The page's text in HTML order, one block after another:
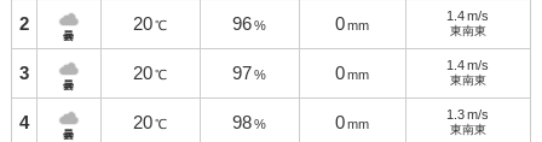
2
曇
20 ℃ 96 % 0 mm
1.4 m/s
東南東
3
曇
20 ℃ 97 % 0 mm
1.4 m/s
東南東
4
曇
20 ℃ 98 % 0 mm
1.3 m/s
東南東